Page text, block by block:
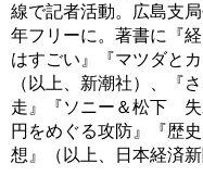
線で記者活動。広島支
年フリーに。著書に『
はすごい』『マツダと
（以上、新潮社）、『
走』『ソニー＆松下
円をめぐる攻防』『歴
想』（以上、日本経済新